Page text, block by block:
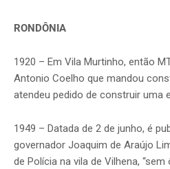
RONDÔNIA
1920 – Em Vila Murtinho, então
Antonio Coelho que mandou
atendeu pedido de construir uma
1949 – Datada de 2 de junho, é
governador Joaquim de Araújo
de Polícia na vila de Vilhena, “sem